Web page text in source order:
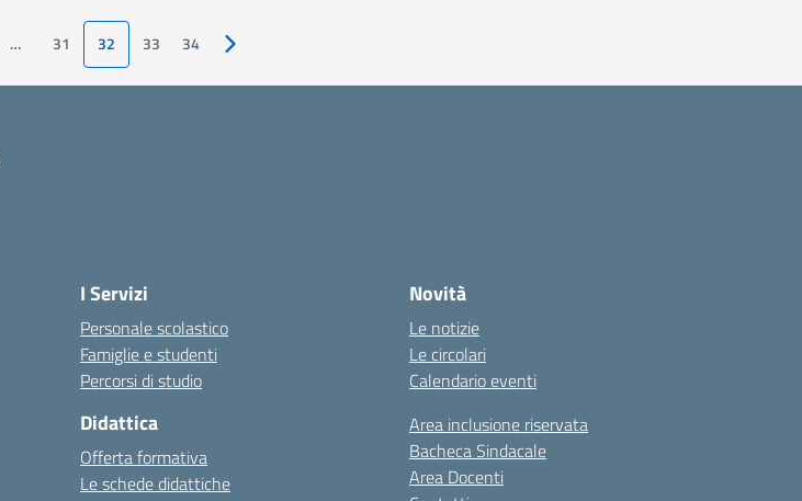
… 31 32 33 34 Pagina successiva
I Servizi
Personale scolastico
Famiglie e studenti
Percorsi di studio
Didattica
Offerta formativa
Le schede didattiche
Novità
Le notizie
Le circolari
Calendario eventi
Area inclusione riservata
Bacheca Sindacale
Area Docenti